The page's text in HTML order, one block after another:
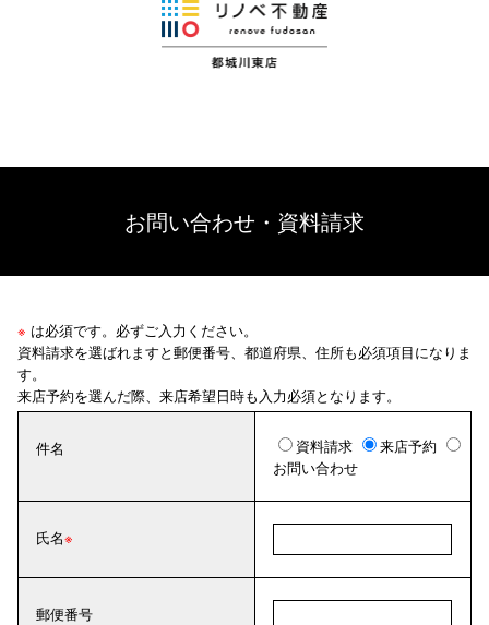
お問い合わせ・資料請求
※ は必須です。必ずご入力ください。
資料請求を選ばれますと郵便番号、都道府県、住所も必須項目になりま
す。
来店予約を選んだ際、来店希望日時も入力必須となります。
件名 資料請求
来店予約
お問い合わせ
氏名
郵便番号